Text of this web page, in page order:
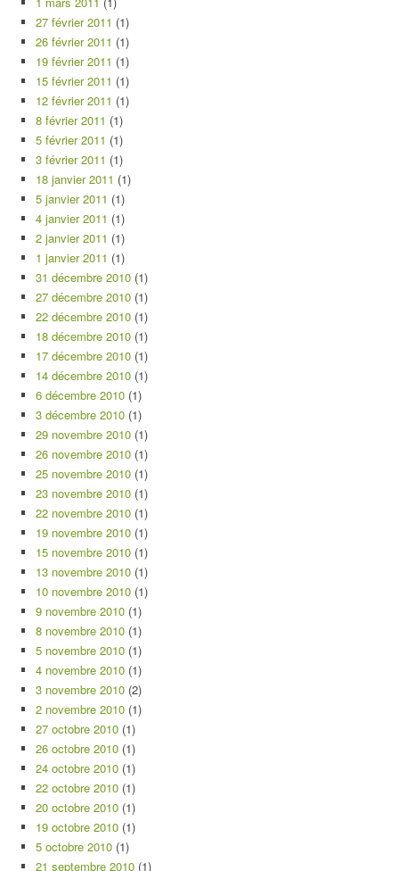
27 février 2011 (1)
26 février 2011 (1)
19 février 2011 (1)
15 février 2011 (1)
12 février 2011 (1)
8 février 2011 (1)
5 février 2011 (1)
3 février 2011 (1)
18 janvier 2011 (1)
5 janvier 2011 (1)
4 janvier 2011 (1)
2 janvier 2011 (1)
1 janvier 2011 (1)
31 décembre 2010 (1)
27 décembre 2010 (1)
22 décembre 2010 (1)
18 décembre 2010 (1)
17 décembre 2010 (1)
14 décembre 2010 (1)
6 décembre 2010 (1)
3 décembre 2010 (1)
29 novembre 2010 (1)
26 novembre 2010 (1)
25 novembre 2010 (1)
23 novembre 2010 (1)
22 novembre 2010 (1)
19 novembre 2010 (1)
15 novembre 2010 (1)
13 novembre 2010 (1)
10 novembre 2010 (1)
9 novembre 2010 (1)
8 novembre 2010 (1)
5 novembre 2010 (1)
4 novembre 2010 (1)
3 novembre 2010 (2)
2 novembre 2010 (1)
27 octobre 2010 (1)
26 octobre 2010 (1)
24 octobre 2010 (1)
22 octobre 2010 (1)
20 octobre 2010 (1)
19 octobre 2010 (1)
5 octobre 2010 (1)
21 septembre 2010 (1)